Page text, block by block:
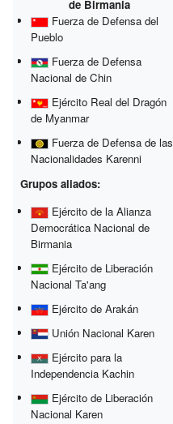
de Birmania
Fuerza de Defensa del
Pueblo
Fuerza de Defensa
Nacional de Chin
Ejército Real del Dragón
de Myanmar
Fuerza de Defensa de las
Nacionalidades Karenni
Grupos aliados:
Ejército de la Alianza
Democrática Nacional de
Birmania
Ejército de Liberación
Nacional Ta'ang
Ejército de Arakán
Unión Nacional Karen
Ejército para la
Independencia Kachin
Ejército de Liberación
Nacional Karen